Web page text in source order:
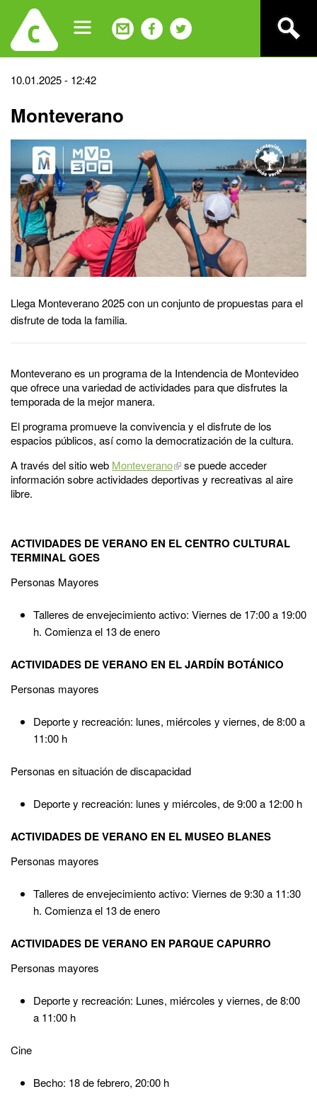
navigation
Back
top
10.01.2025 - 12:42
Monteverano
Llega Monteverano 2025 con un conjunto de propuestas para el
disfrute de toda la familia.
Monteverano es un programa de la Intendencia de Montevideo
que ofrece una variedad de actividades para que disfrutes la
temporada de la mejor manera.
El programa promueve la convivencia y el disfrute de los
espacios públicos, así como la democratización de la cultura.
A través del sitio web Monteverano
se puede acceder
información sobre actividades deportivas y recreativas al aire
libre.
ACTIVIDADES DE VERANO EN EL CENTRO CULTURAL
TERMINAL GOES
Personas Mayores
Talleres de envejecimiento activo: Viernes de 17:00 a 19:00
h. Comienza el 13 de enero
ACTIVIDADES DE VERANO EN EL JARDÍN BOTÁNICO
Personas mayores
Deporte y recreación: lunes, miércoles y viernes, de 8:00 a
11:00 h
Personas en situación de discapacidad
Deporte y recreación: lunes y miércoles, de 9:00 a 12:00 h
ACTIVIDADES DE VERANO EN EL MUSEO BLANES
Personas mayores
Talleres de envejecimiento activo: Viernes de 9:30 a 11:30
h. Comienza el 13 de enero
ACTIVIDADES DE VERANO EN PARQUE CAPURRO
Personas mayores
Deporte y recreación: Lunes, miércoles y viernes, de 8:00
a 11:00 h
Cine
Becho: 18 de febrero, 20:00 h